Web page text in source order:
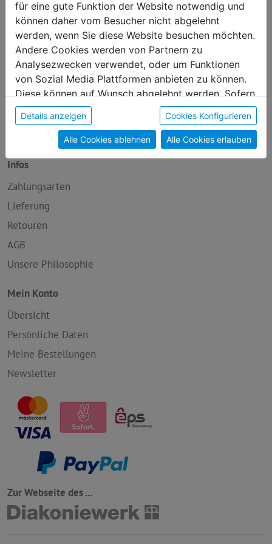
Neu im Sortiment
Handwerk
Genuss
Kunst
Produkte mit Sinn
Wellness
Infos
Zahlungsarten
Lieferung
Retouren
AGB
Unsere Philosophie
Mein Konto
Übersicht
Persönliche Daten
Meine Bestellungen
Newsletter
Zur Webseite des ...
für eine gute Funktion der Website notwendig und
können daher vom Besucher nicht abgelehnt
werden, wenn Sie diese Website besuchen möchten.
Andere Cookies werden von Partnern zu
Analysezwecken verwendet, oder um Funktionen
von Sozial Media Plattformen anbieten zu können.
Diese können auf Wunsch abgelehnt werden. Sofern
sie unsere Webseite weiter nutzen, geben Sie
Einwilligung zu unseren Cookies.
Details anzeigen Cookies Konfigurieren
Alle Cookies ablehnen Alle Cookies erlauben